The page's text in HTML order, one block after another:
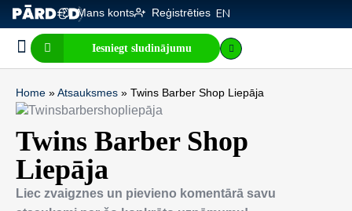
Mans konts Reģistrēties EN
Iesniegt sludinājumu
Home » Atsauksmes » Twins Barber Shop Liepāja
Twins Barber Shop
Liepāja
Liec zvaigznes un pievieno komentārā savu